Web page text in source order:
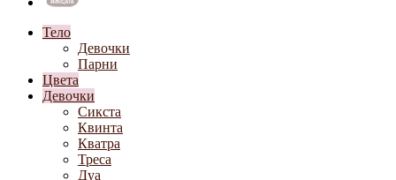
Тело
Девочки
Парни
Цвета
Девочки
Сикста
Квинта
Кватра
Треса
Дуа